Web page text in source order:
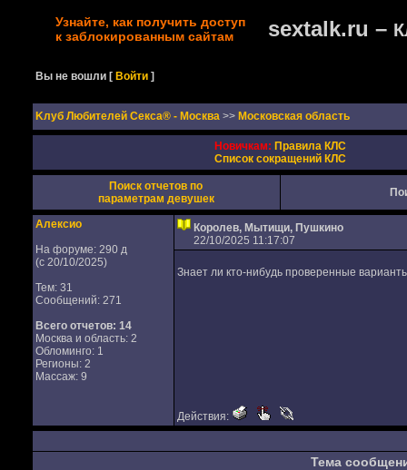
Узнайте, как получить доступ
к заблокированным сайтам
sextalk.ru –
Вы не вошли [Войти ]
Kлуб Любителей Секса® - Москва >> Московская область
Новичкам: Правила КЛС
Список сокращений КЛС
Поиск отчетов по
параметрам девушек
Алексио
На форуме: 290 д
(с 20/10/2025)
Тем: 31
Сообщений: 271
Всего отчетов: 14
Москва и область: 2
Обломинго: 1
Регионы: 2
Массаж: 9
Королев, Мытищи, Пушкино
22/10/2025 11:17:07
Знает ли кто-нибудь проверенные
Действия:
Тема